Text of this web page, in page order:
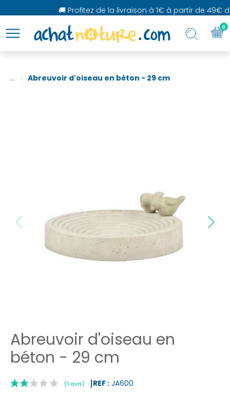
🚚 Profitez de la livraison à 1€ à partir de 49€
... Abreuvoir d'oiseau en béton - 29 cm
Abreuvoir d'oiseau en
béton - 29 cm
REF : JA600
0